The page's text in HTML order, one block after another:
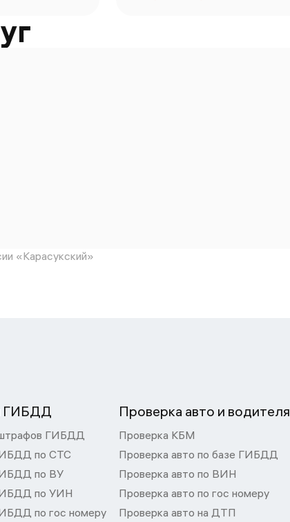
«Карасукский»
ГИБДД
ГИБДД
по СТС
по ВУ
по УИН
по гос номеру
Проверка авто и водителя
Проверка КБМ
Проверка авто по базе ГИБДД
Проверка авто по ВИН
Проверка авто по гос номеру
Проверка авто на ДТП